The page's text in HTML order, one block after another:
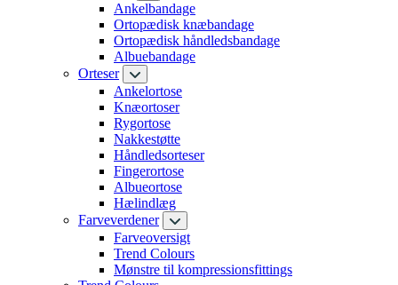
Ankelbandage
Ortopædisk knæbandage
Ortopædisk håndledsbandage
Albuebandage
Orteser
Ankelortose
Knæortoser
Rygortose
Nakkestøtte
Håndledsorteser
Fingerortose
Albueortose
Hælindlæg
Farveverdener
Farveoversigt
Trend Colours
Mønstre til kompressionsfittings